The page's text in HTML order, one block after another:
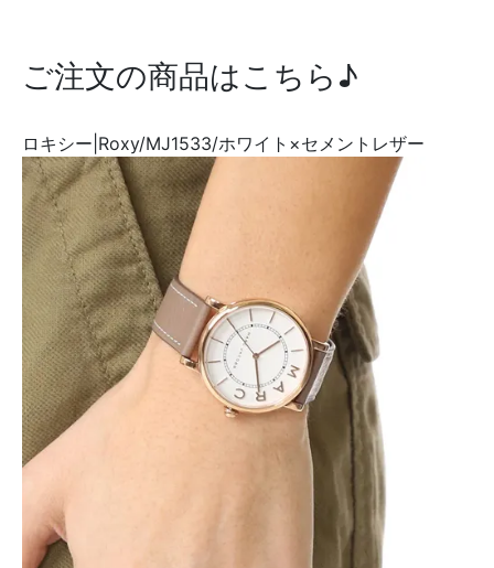
ご注文の商品はこちら♪
ロキシー|Roxy/MJ1533/ホワイト×セメントレザー